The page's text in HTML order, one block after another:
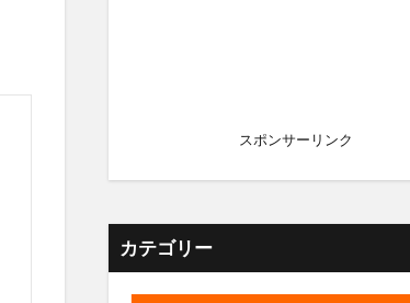
スポンサーリンク
カテゴリー